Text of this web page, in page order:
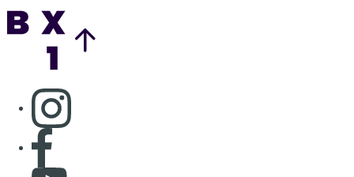
S'abonner à notre newsletter
Connaître BX1
Publicité
Offres d'emploi
Contact
Mentions légales